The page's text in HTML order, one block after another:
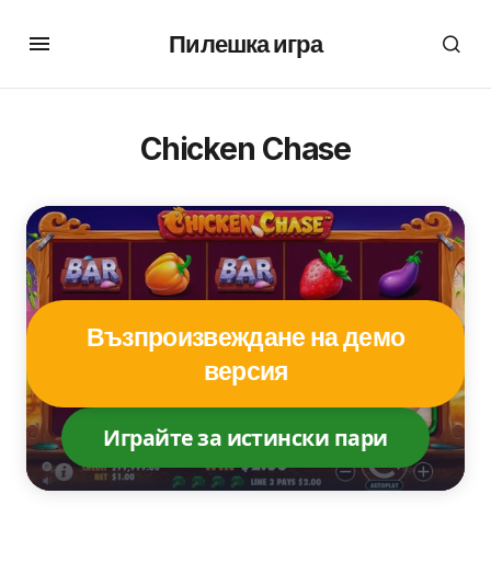
Пилешка игра
Chicken Chase
Възпроизвеждане на демо
версия
Играйте за истински пари